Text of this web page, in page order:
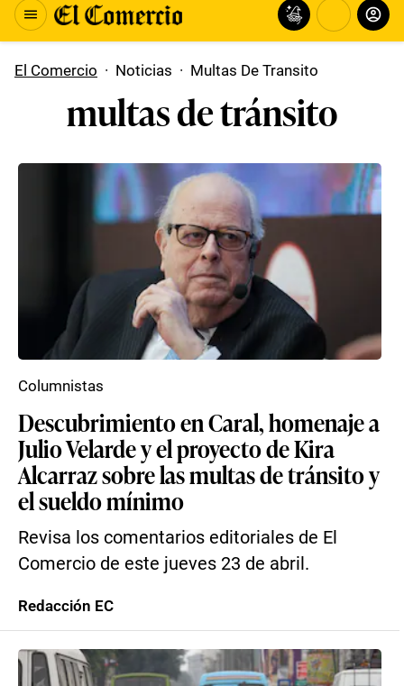
El Comercio · Noticias · Multas De Transito
multas de tránsito
Descubrimiento en Caral, homenaje a
Julio Velarde y el proyecto de Kira
Alcarraz sobre las multas de tránsito y
el sueldo mínimo
Revisa los comentarios editoriales de El
Comercio de este jueves 23 de abril.
Columnistas
Redacción EC